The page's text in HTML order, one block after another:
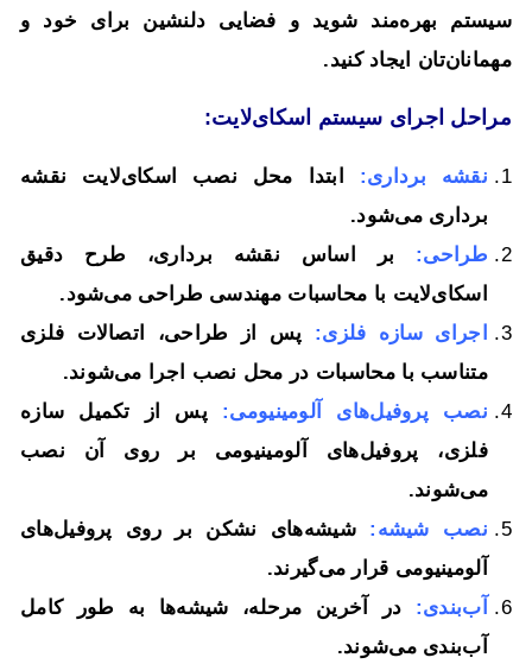
سیستم بهره‌مند شوید و فضایی دلنشین برای خود و
مهمانان‌تان ایجاد کنید.
مراحل اجرای سیستم اسکاى‌لایت:
نقشه برداری: ابتدا محل نصب اسکاى‌لایت نقشه
برداری می‌شود.
طراحی: بر اساس نقشه برداری، طرح دقیق
اسکاى‌لایت با محاسبات مهندسی طراحی می‌شود.
اجرای سازه فلزی: پس از طراحی، اتصالات فلزی
متناسب با محاسبات در محل نصب اجرا می‌شوند.
نصب پروفیل‌های آلومینیومی: پس از تکمیل سازه
فلزی، پروفیل‌های آلومینیومی بر روی آن نصب
می‌شوند.
نصب شیشه: شیشه‌های نشکن بر روی پروفیل‌های
آلومینیومی قرار می‌گیرند.
آب‌بندی: در آخرین مرحله، شیشه‌ها به طور کامل
آب‌بندی می‌شوند.